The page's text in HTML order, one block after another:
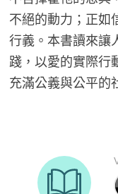
不絕的動力；正如
行義。本書讀來讓
踐，以愛的實際行
充滿公義與公平的